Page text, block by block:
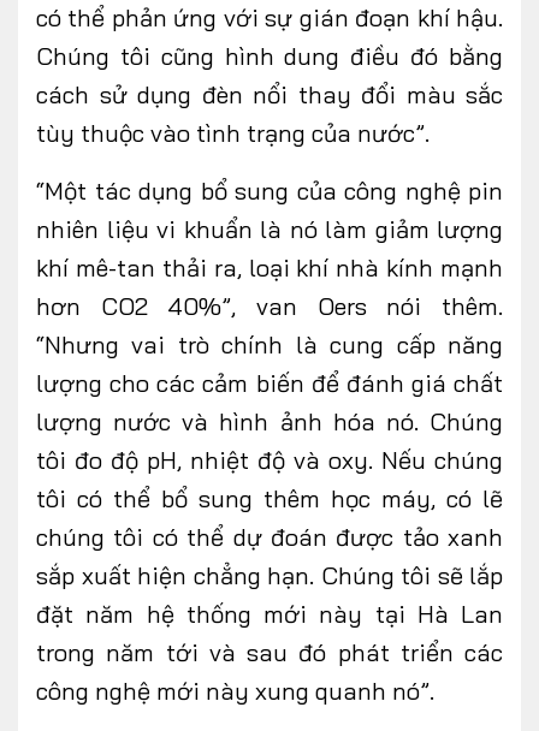
có thể phản ứng với sự gián đoạn khí hậu.
Chúng tôi cũng hình dung điều đó bằng
cách sử dụng đèn nổi thay đổi màu sắc
tùy thuộc vào tình trạng của nước”.
“Một tác dụng bổ sung của công nghệ pin
nhiên liệu vi khuẩn là nó làm giảm lượng
khí mê-tan thải ra, loại khí nhà kính mạnh
hơn CO2 40%”, van Oers nói thêm.
“Nhưng vai trò chính là cung cấp năng
lượng cho các cảm biến để đánh giá chất
lượng nước và hình ảnh hóa nó. Chúng
tôi đo độ pH, nhiệt độ và oxy. Nếu chúng
tôi có thể bổ sung thêm học máy, có lẽ
chúng tôi có thể dự đoán được tảo xanh
sắp xuất hiện chẳng hạn. Chúng tôi sẽ lắp
đặt năm hệ thống mới này tại Hà Lan
trong năm tới và sau đó phát triển các
công nghệ mới này xung quanh nó”.